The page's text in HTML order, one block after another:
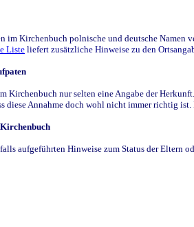
im Kirchenbuch polnische und deutsche Namen
Liste liefert zusätzliche Hinweise zu den
Kirchenbuch nur selten eine Angabe der
diese Annahme doch wohl nicht immer richtig
aufgeführten Hinweise zum Status der Eltern